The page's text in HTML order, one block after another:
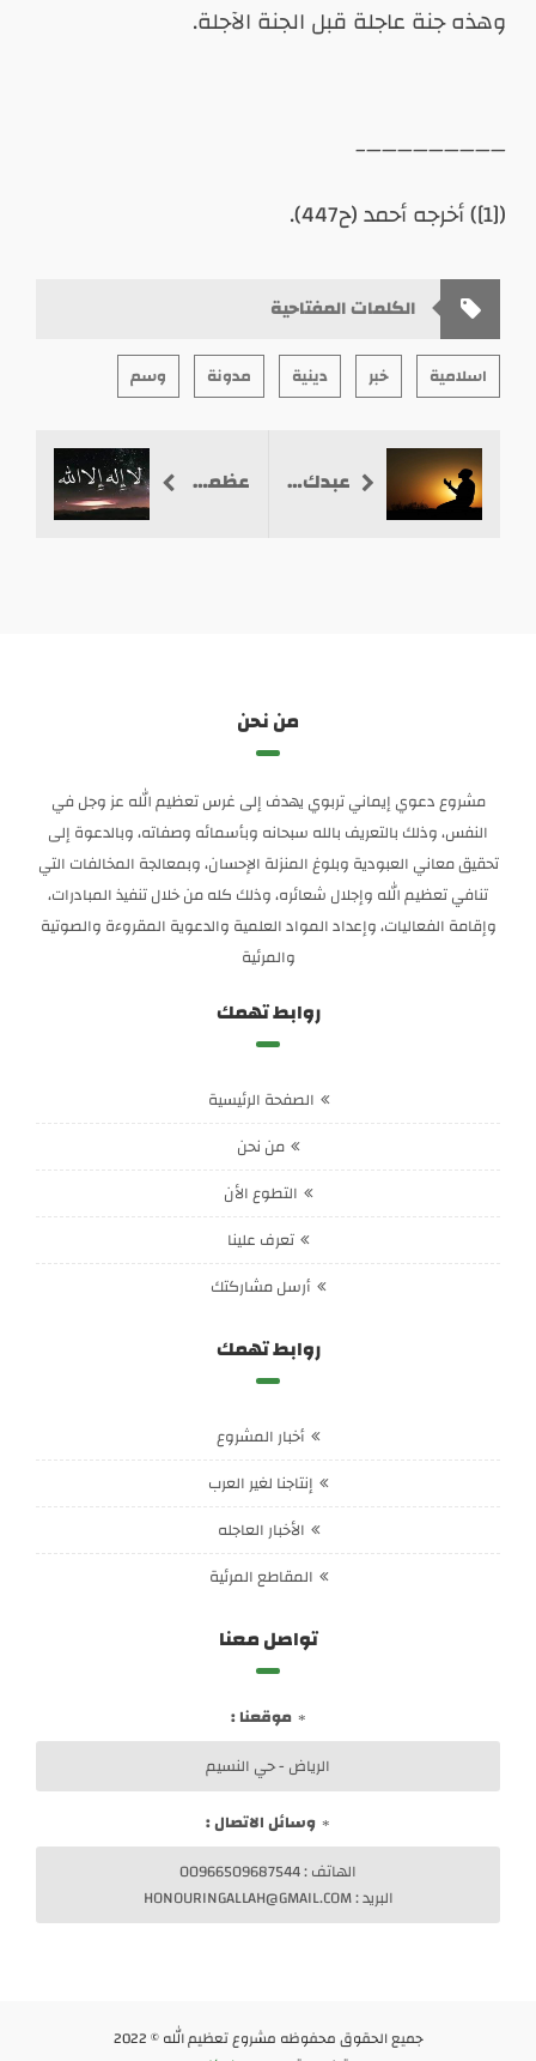
وهذه جنة عاجلة قبل الجنة الآجلة.
—————————–
([1]) أخرجه أحمد (ح447).
الكلمات المفتاحية
اسلامية خبر دينية مدونة وسم
عبدك وابن عبدك وابن أمتك عظمة الله تتجلى في (حديث البطاقة)
من نحن
مشروع دعوي إيماني تربوي يهدف إلى غرس تعظيم الله عز وجل في
النفس، وذلك بالتعريف بالله سبحانه وبأسمائه وصفاته، وبالدعوة إلى
تحقيق معاني العبودية وبلوغ المنزلة الإحسان، وبمعالجة المخالفات التي
تنافي تعظيم الله وإجلال شعائره، وذلك كله من خلال تنفيذ المبادرات،
وإقامة الفعاليات، وإعداد المواد العلمية والدعوية المقروءة والصوتية
والمرئية
روابط تهمك
الصفحة الرئيسية
من نحن
التطوع الأن
تعرف علينا
أرسل مشاركتك
روابط تهمك
أخبار المشروع
إنتاجنا لغير العرب
الأخبار العاجله
المقاطع المرئية
تواصل معنا
موقعنا :
الرياض - حي النسيم
وسائل الاتصال :
الهاتف : 00966509687544
البريد : HONOURINGALLAH@GMAIL.COM
جميع الحقوق محفوظه مشروع تعظيم الله© 2022